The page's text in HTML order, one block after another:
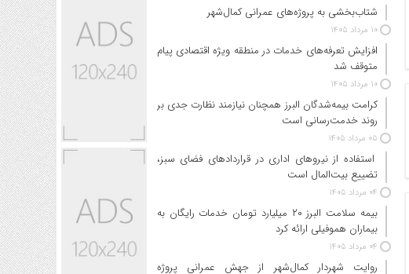
شتاب‌بخشی به پروژه‌های عمرانی کمال‌شهر
۱۰ مرداد ۱۴۰۵
افزایش تعرفه‌های خدمات در منطقه ویژه اقتصادی پیام
متوقف شد
۱۰ مرداد ۱۴۰۵
کرامت بیمه‌شدگان البرز همچنان نیازمند نظارت جدی بر
روند خدمت‌رسانی است
۰۵ مرداد ۱۴۰۵
استفاده از نیروهای اداری در قراردادهای فضای سبز،
تضییع بیت‌المال است
۰۴ مرداد ۱۴۰۵
بیمه سلامت البرز ۲۰ میلیارد تومان خدمات رایگان به
بیماران هموفیلی ارائه کرد
۰۴ مرداد ۱۴۰۵
روایت شهردار کمال‌شهر از جهش عمرانی پروژه